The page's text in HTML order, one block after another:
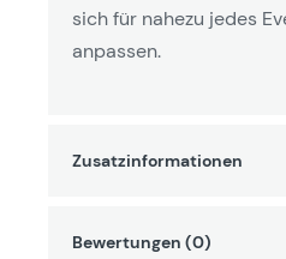
sich für nahezu jedes
anpassen.
Zusatzinformationen
Bewertungen (0)